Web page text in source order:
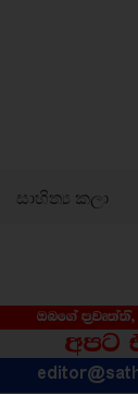
සාහිත්‍ය කලා